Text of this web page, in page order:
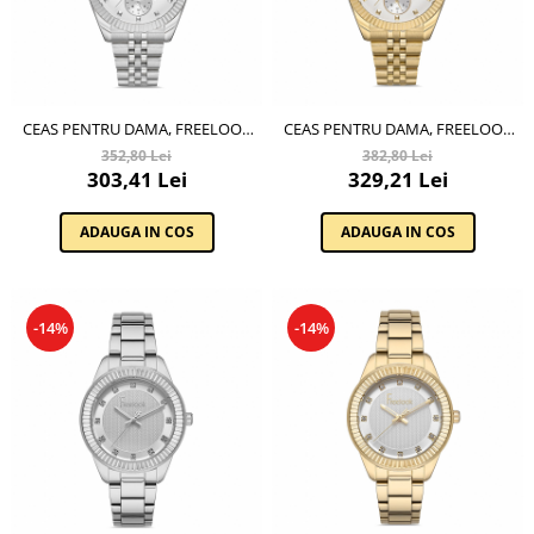
CEAS PENTRU DAMA, FREELOOK
BELLE, FL.1.10234.1
352,80 Lei
303,41 Lei
ADAUGA IN COS
CEAS PENTRU DAMA, FREELOOK
BELLE, FL.1.10234.3
382,80 Lei
329,21 Lei
ADAUGA IN COS
-14% -14%